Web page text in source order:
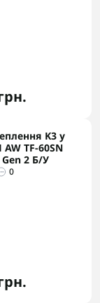
K3 у
TF-60SN
Gen 2 Б/У
0